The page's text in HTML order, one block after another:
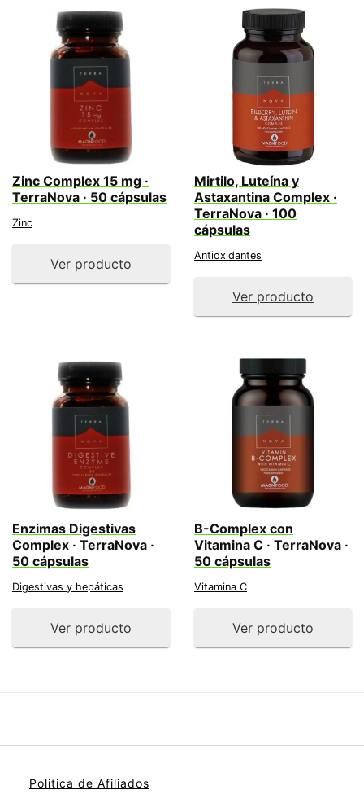
Zinc Complex 15 mg ·
TerraNova · 50 cápsulas
Zinc
Ver producto
Mirtilo, Luteína y
Astaxantina Complex ·
TerraNova · 100
cápsulas
Antioxidantes
Ver producto
Enzimas Digestivas
Complex · TerraNova ·
50 cápsulas
Digestivas y hepáticas
Ver producto
B-Complex con
Vitamina C · TerraNova ·
50 cápsulas
Vitamina C
Ver producto
Politica de Afiliados